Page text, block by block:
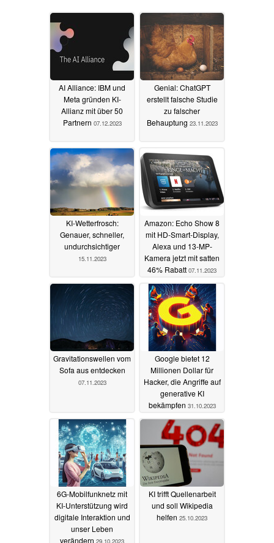
AI Alliance: IBM und
Meta gründen KI-
Allianz mit über 50
Partnern 07.12.2023
Genial: ChatGPT
erstellt falsche Studie
zu falscher
Behauptung 23.11.2023
KI-Wetterfrosch:
Genauer, schneller,
undurchsichtiger
15.11.2023
Amazon: Echo Show 8
mit HD-Smart-Display,
Alexa und 13-MP-
Kamera jetzt mit satten
46% Rabatt 07.11.2023
Gravitationswellen vom
Sofa aus entdecken
07.11.2023
Google bietet 12
Millionen Dollar für
Hacker, die Angriffe auf
generative KI
bekämpfen 31.10.2023
6G-Mobilfunknetz mit
KI-Unterstützung wird
digitale Interaktion und
unser Leben
verändern
KI trifft Quellenarbeit
und soll Wikipedia
helfen 25.10.2023